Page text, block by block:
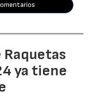
Raquetas
ya tiene